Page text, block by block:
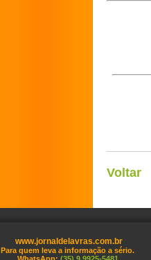
Voltar
www.jornaldelavras.com.br
Para quem leva a informação a sério.